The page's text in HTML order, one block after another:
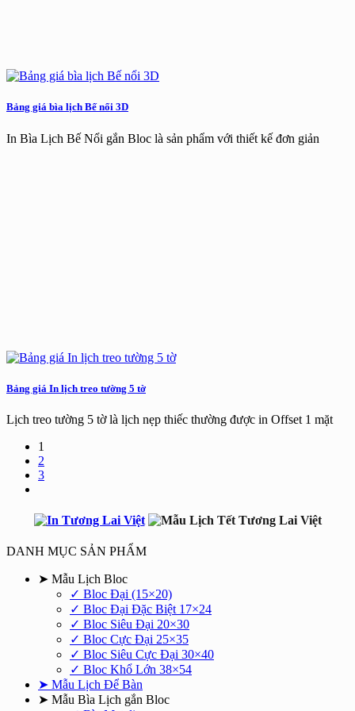
Bảng giá bìa lịch Bế nổi 3D
In Bìa Lịch Bế Nổi gắn Bloc là sản phẩm với thiết kế đơn giản
Bảng giá In lịch treo tường 5 tờ
Lịch treo tường 5 tờ là lịch nẹp thiếc thường được in Offset 1 mặt
1
2
3
DANH MỤC SẢN PHẨM
➤ Mẫu Lịch Bloc
✓ Bloc Đại (15×20)
✓ Bloc Đại Đặc Biệt 17×24
✓ Bloc Siêu Đại 20×30
✓ Bloc Cực Đại 25×35
✓ Bloc Siêu Cực Đại 30×40
✓ Bloc Khổ Lớn 38×54
➤ Mẫu Lịch Để Bàn
➤ Mẫu Bìa Lịch gắn Bloc